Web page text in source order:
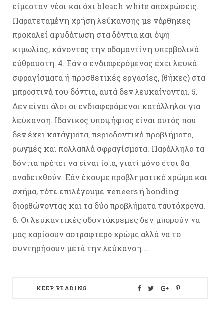
είμασταν νέοι και όχι bleach white αποχρώσεις.
Παρατεταμένη χρήση λεύκανσης με νάρθηκες
προκαλεί αφυδάτωση στα δόντια και όψη
κιμωλίας, κάνοντας την αδαμαντίνη υπερβολικά
εύθραυστη. 4. Εάν ο ενδιαφερόμενος έχει λευκά
σφραγίσματα ή προσθετικές εργασίες, (θήκες) στα
μπροστινά του δόντια, αυτά δεν λευκαίνονται. 5.
Δεν είναι όλοι οι ενδιαφερόμενοι κατάλληλοι για
λεύκανση. Ιδανικός υποψήφιος είναι αυτός που
δεν έχει κατάγματα, περιοδοντικά προβλήματα,
ρωγμές και πολλαπλά σφραγίσματα. Παράλληλα τα
δόντια πρέπει να είναι ίσια, γιατί μόνο έτσι θα
αναδειχθούν. Εάν έχουμε προβληματικό χρώμα και
σχήμα, τότε επιλέγουμε veneers ή bonding
διορθώνοντας και τα δύο προβλήματα ταυτόχρονα.
6. Οι λευκαντικές οδοντόκρεμες δεν μπορούν να
μας χαρίσουν αστραφτερό χρώμα αλλά να το
συντηρήσουν μετά την λεύκανση.…
KEEP READING